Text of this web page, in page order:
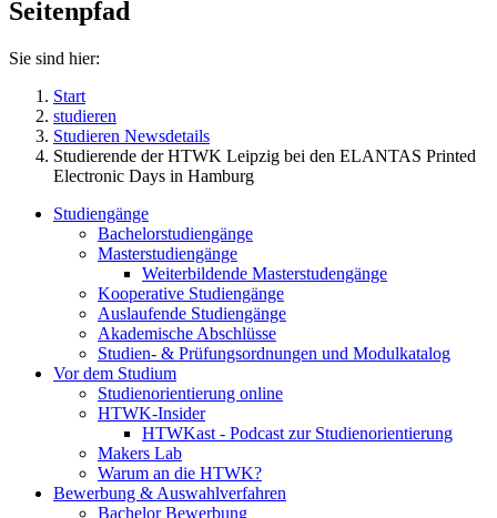
Seitenpfad
Sie sind hier:
Start
studieren
Studieren Newsdetails
Studierende der HTWK Leipzig bei den ELANTAS Printed
Electronic Days in Hamburg
Studiengänge
Bachelorstudiengänge
Masterstudiengänge
Weiterbildende Masterstudengänge
Kooperative Studiengänge
Auslaufende Studiengänge
Akademische Abschlüsse
Studien- & Prüfungsordnungen und Modulkatalog
Vor dem Studium
Studienorientierung online
HTWK-Insider
HTWKast - Podcast zur Studienorientierung
Makers Lab
Warum an die HTWK?
Bewerbung & Auswahlverfahren
Bachelor Bewerbung